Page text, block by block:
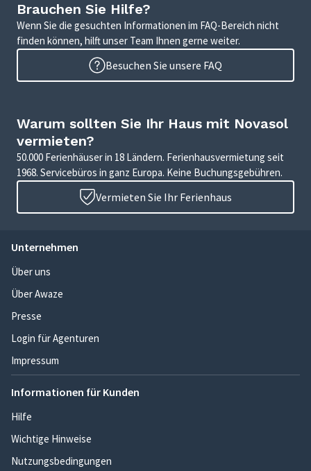
Brauchen Sie Hilfe?
Wenn Sie die gesuchten Informationen im FAQ-Bereich nicht
finden können, hilft unser Team Ihnen gerne weiter.
Besuchen Sie unsere FAQ
Warum sollten Sie Ihr Haus mit Novasol
vermieten?
50.000 Ferienhäuser in 18 Ländern. Ferienhausvermietung seit
1968. Servicebüros in ganz Europa. Keine Buchungsgebühren.
Vermieten Sie Ihr Ferienhaus
Unternehmen
Über uns
Über Awaze
Presse
Login für Agenturen
Impressum
Informationen für Kunden
Hilfe
Wichtige Hinweise
Nutzungsbedingungen